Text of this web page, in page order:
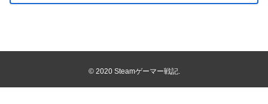
© 2020 Steamゲーマー戦記.